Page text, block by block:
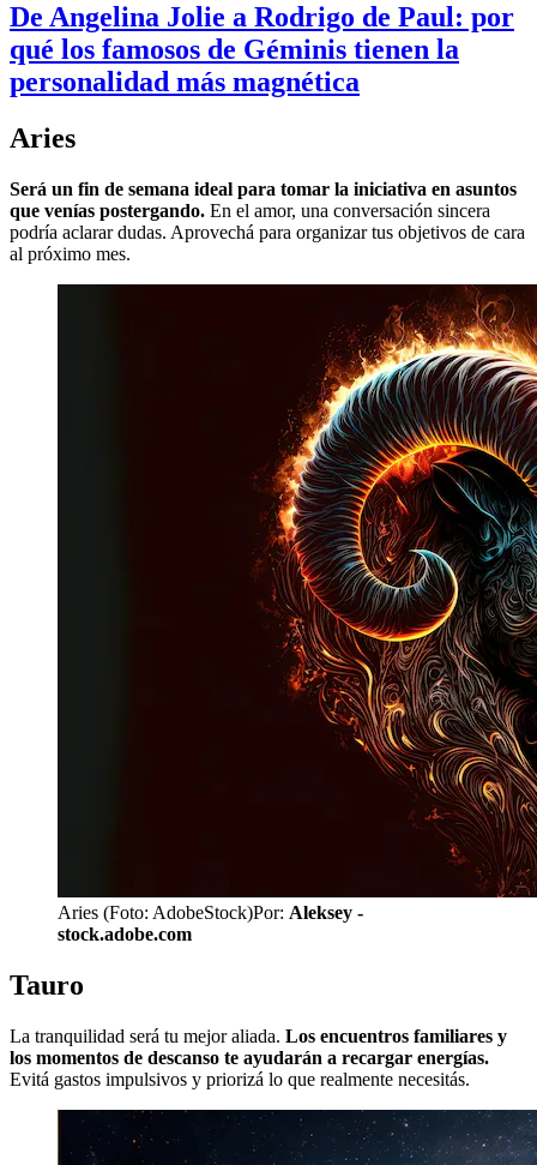
De Angelina Jolie a Rodrigo de Paul: por
qué los famosos de Géminis tienen la
personalidad más magnética
Aries
Será un fin de semana ideal para tomar la iniciativa en asuntos
que venías postergando. En el amor, una conversación sincera
podría aclarar dudas. Aprovechá para organizar tus objetivos de cara
al próximo mes.
Aries (Foto: AdobeStock)Por: Aleksey -
stock.adobe.com
Tauro
La tranquilidad será tu mejor aliada. Los encuentros familiares y
los momentos de descanso te ayudarán a recargar energías.
Evitá gastos impulsivos y priorizá lo que realmente necesitás.